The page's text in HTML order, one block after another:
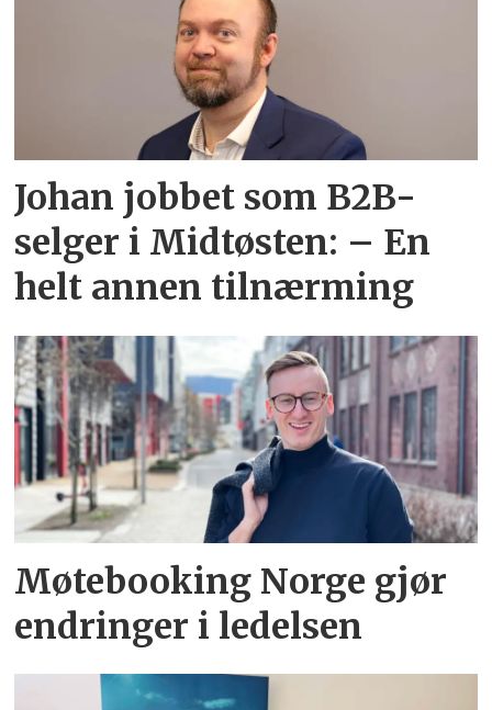
Johan jobbet som B2B-
selger i Midtøsten: – En
helt annen tilnærming
Møtebooking Norge gjør
endringer i ledelsen